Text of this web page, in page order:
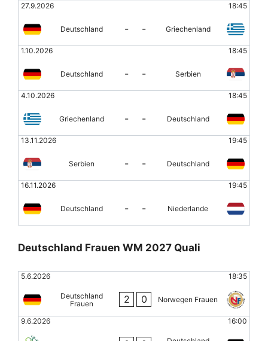
27.9.2026 18:45
Deutschland - - Griechenland
1.10.2026 18:45
Deutschland - - Serbien
4.10.2026 18:45
Griechenland - - Deutschland
13.11.2026 19:45
Serbien - - Deutschland
16.11.2026 19:45
Deutschland - - Niederlande
Deutschland Frauen WM 2027 Quali
5.6.2026 18:35
Deutschland
Frauen
2 0 Norwegen Frauen
9.6.2026 16:00